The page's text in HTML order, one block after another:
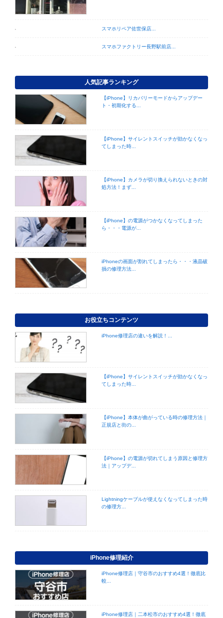
スマホリペア佐世保店...
スマホファクトリー長野駅前店...
人気記事ランキング
【iPhone】リカバリーモードからアップデー
ト・初期化する...
【iPhone】サイレントスイッチが効かなくなっ
てしまった時...
【iPhone】カメラが切り換えられないときの対
処方法！まず...
【iPhone】の電源がつかなくなってしまった
ら・・・電源が...
iPhoneの画面が割れてしまったら・・・液晶破
損の修理方法...
お役立ちコンテンツ
iPhone修理店の違いを解説！...
【iPhone】サイレントスイッチが効かなくなっ
てしまった時...
【iPhone】本体が曲がっている時の修理方法｜
正規店と街の...
【iPhone】の電源が切れてしまう原因と修理方
法｜アップデ...
Lightningケーブルが使えなくなってしまった時
の修理方...
iPhone修理紹介
iPhone修理店｜守谷市のおすすめ4選！徹底比
較...
iPhone修理店｜二本松市のおすすめ4選！徹底